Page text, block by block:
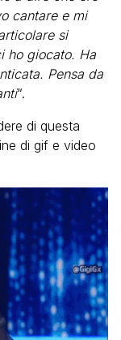
cantare e mi
si
ho giocato. Ha
Pensa da
“.
di questa
di gif e video